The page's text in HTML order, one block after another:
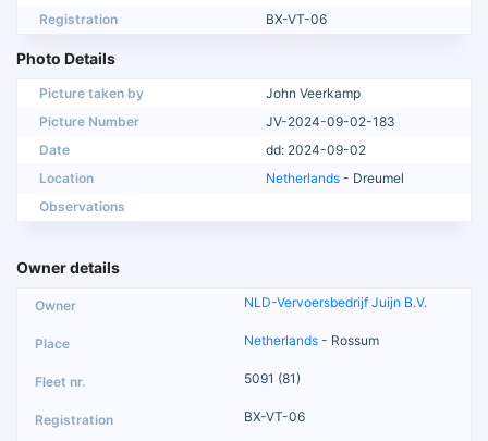
Registration
BX-VT-06
Photo Details
Picture taken by
John Veerkamp
Picture Number
JV-2024-09-02-183
Date
dd: 2024-09-02
Location
Netherlands - Dreumel
Observations
Owner details
NLD-Vervoersbedrijf Juijn B.V.
Netherlands - Rossum
5091 (81)
BX-VT-06